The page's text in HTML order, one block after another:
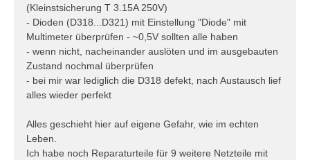
(Kleinstsicherung T 3.15A 250V)
- Dioden (D318...D321) mit Einstellung "Diode" mit
Multimeter überprüfen - ~0,5V sollten alle haben
- wenn nicht, nacheinander auslöten und im ausgebauten
Zustand nochmal überprüfen
- bei mir war lediglich die D318 defekt, nach Austausch lief
alles wieder perfekt
Alles geschieht hier auf eigene Gefahr, wie im echten
Leben.
Ich habe noch Reparaturteile für 9 weitere Netzteile mit